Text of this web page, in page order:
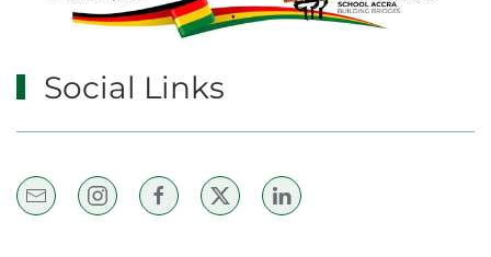
Social Links